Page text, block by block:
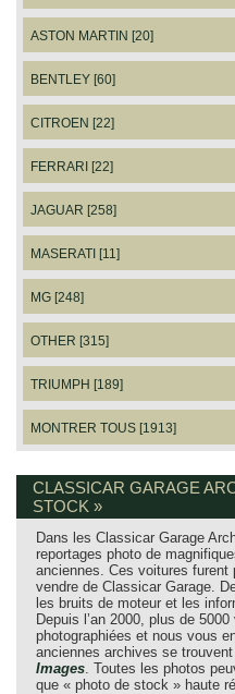
ASTON MARTIN [20]
BENTLEY [60]
CITROEN [22]
FERRARI [22]
JAGUAR [258]
MASERATI [11]
MG [248]
OTHER [315]
TRIUMPH [189]
MONTRER TOUS [1913]
CLASSICAR GARAGE
STOCK »
Dans les Classicar Garage
reportages photo de
anciennes. Ces voitures furent
vendre de Classicar Garage.
les bruits de moteur et les
Depuis l’an 2000, plus de
photographiées et nous vous
anciennes archives se
Images . Toutes les photos
que « photo de stock » haute